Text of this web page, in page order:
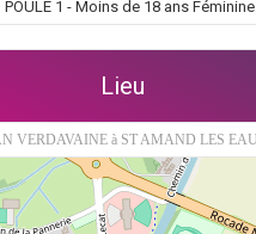
POULE 1 - Moins de 18 ans
Lieu
VERDAVAINE à ST AMAND LES